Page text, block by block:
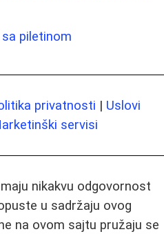
piletinom
privatnosti | Uslovi
servisi
nikakvu odgovornost
u sadržaju ovog
na ovom sajtu pružaju se